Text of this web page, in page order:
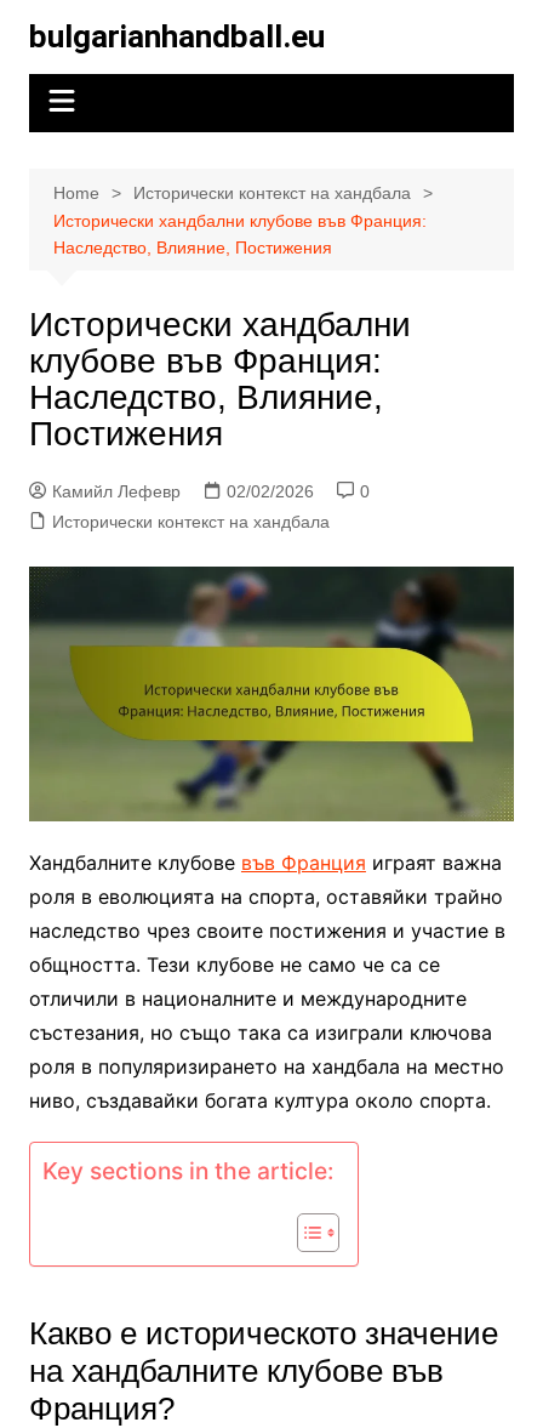
content
bulgarianhandball.eu
Home
Исторически контекст на хандбала
Исторически хандбални клубове във Франция:
Наследство, Влияние, Постижения
Исторически хандбални
клубове във Франция:
Наследство, Влияние,
Постижения
Камийл Лефевр 02/02/2026
0
Исторически контекст на хандбала
Хандбалните клубове във Франция играят важна
роля в еволюцията на спорта, оставяйки трайно
наследство чрез своите постижения и участие в
общността. Тези клубове не само че са се
отличили в националните и международните
състезания, но също така са изиграли ключова
роля в популяризирането на хандбала на местно
ниво, създавайки богата култура около спорта.
Key sections in the article:
Какво е историческото значение
на хандбалните клубове във
Франция?